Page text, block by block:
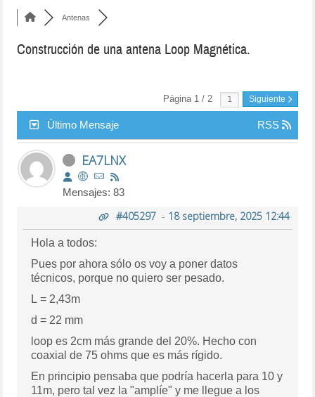
Antenas
Construcción de una antena Loop Magnética.
Página 1 / 2 Siguiente
Último Mensaje RSS
EA7LNX
Mensajes: 83
#405297- 18 septiembre, 2025 12:44
Hola a todos:
Pues por ahora sólo os voy a poner datos
técnicos, porque no quiero ser pesado.
L = 2,43m
d = 22 mm
loop es 2cm más grande del 20%. Hecho con
coaxial de 75 ohms que es más rígido.
En principio pensaba que podría hacerla para 10 y
11m, pero tal vez la "amplíe" y me llegue a los